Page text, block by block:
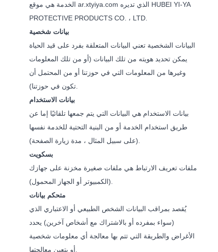
الخدمة هي موقع ar.xtyiya.com الذي تديره HUBEI YI-YA
PROTECTIVE PRODUCTS CO. ، LTD.
بيانات شخصية
البيانات الشخصية تعني البيانات المتعلقة بفرد على قيد الحياة
يمكن تحديد هويته من تلك البيانات (أو من تلك المعلومات
وغيرها من المعلومات التي في حوزتنا أو من المحتمل أن
تكون في حوزتنا).
بيانات الاستخدام
بيانات الاستخدام هي البيانات التي يتم جمعها تلقائيًا إما عن
طريق استخدام الخدمة أو من البنية التحتية للخدمة نفسها
(على سبيل المثال ، مدة زيارة الصفحة).
بسكويت
ملفات تعريف الارتباط هي ملفات صغيرة مخزنة على جهازك
(الكمبيوتر أو الجهاز المحمول).
متحكم بيانات
يُقصد بمراقب البيانات الشخص الطبيعي أو الاعتباري الذي
(سواء بمفرده أو بالاشتراك مع أشخاص آخرين) يحدد
الأغراض والطريقة التي تتم بها معالجة أي معلومات شخصية
أو يتعين معالجتها.